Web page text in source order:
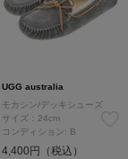
UGG australia
モカシン/デッキシューズ
サイズ：24cm
コンディション: B
4,400円（税込）